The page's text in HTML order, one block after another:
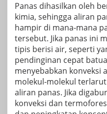
Panas dihasilkan oleh
kimia, sehingga aliran
hampir di mana-mana
tersebut. Jika panas ini
tipis berisi air, seperti
pendinginan cepat
menyebabkan konveksi
molekul-molekul
aliran panas. Jika
konveksi dan